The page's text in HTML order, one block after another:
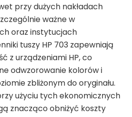
przy dużych nakładach
ważne w
oraz instytucjach
tuszy HP 703 zapewniają
z urządzeniami HP, co
odwzorowanie kolorów i
zbliżonym do oryginału.
użyciu tych ekonomicznych
znacząco obniżyć koszty